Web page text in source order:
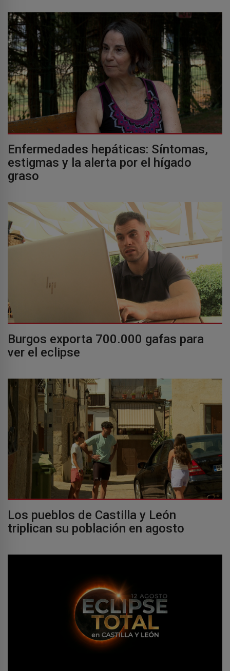
Enfermedades hepáticas: Síntomas,
estigmas y la alerta por el hígado
graso
Burgos exporta 700.000 gafas para
ver el eclipse
Los pueblos de Castilla y León
triplican su población en agosto